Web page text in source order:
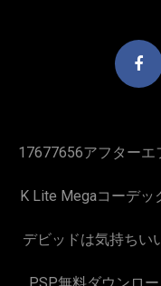
17677656アフターエ
K Lite Megaコーデ
デビッドは気持ちい